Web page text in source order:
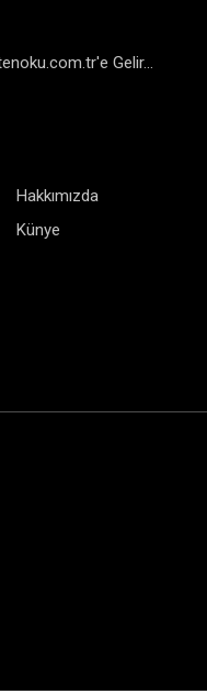
Gelir...
Hakkımızda
Künye